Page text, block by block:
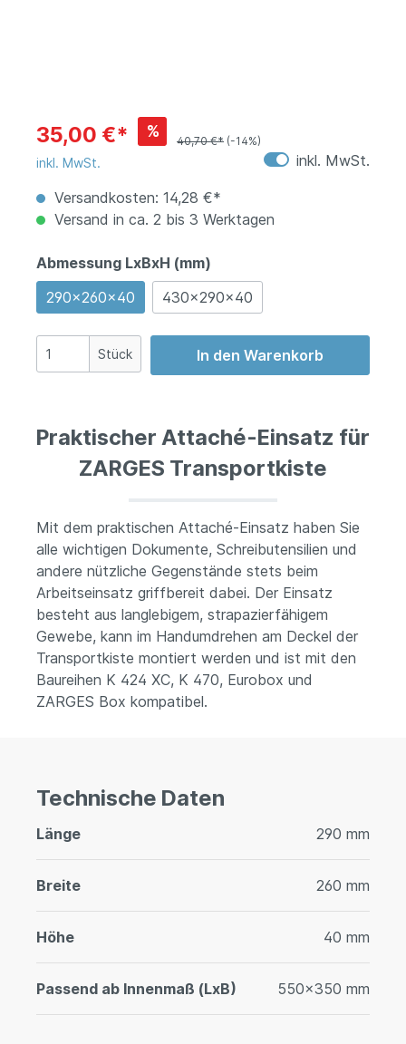
35,00 €* %
40,70 €* (-14%)
inkl. MwSt.
inkl. MwSt.
Versandkosten: 14,28 €*
Versand in ca. 2 bis 3 Werktagen
Abmessung LxBxH (mm)
290x260x40
430x290x40
Stück In den Warenkorb
Praktischer Attaché-Einsatz für
ZARGES Transportkiste
Mit dem praktischen Attaché-Einsatz haben Sie
alle wichtigen Dokumente, Schreibutensilien und
andere nützliche Gegenstände stets beim
Arbeitseinsatz griffbereit dabei. Der Einsatz
besteht aus langlebigem, strapazierfähigem
Gewebe, kann im Handumdrehen am Deckel der
Transportkiste montiert werden und ist mit den
Baureihen K 424 XC, K 470, Eurobox und
ZARGES Box kompatibel.
Technische Daten
Länge 290 mm
Breite 260 mm
Höhe 40 mm
Passend ab Innenmaß (LxB) 550x350 mm